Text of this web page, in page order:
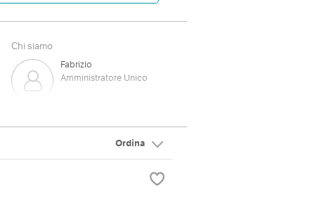
Chi siamo
Fabrizio
Amministratore Unico
Capo Officina
Monica
Ordina